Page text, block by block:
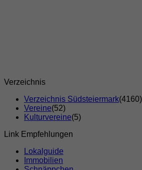
Verzeichnis
Verzeichnis Südsteiermark(4160)
Vereine(52)
Kulturvereine(5)
Link Empfehlungen
Lokalguide
Immobilien